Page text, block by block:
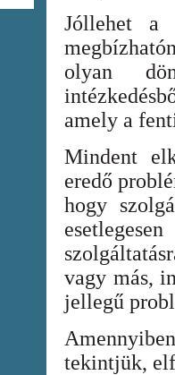
Jóllehet a
olyan
amely a
Mindent
eredő
hogy
vagy más,
jellegű
tekintjük,